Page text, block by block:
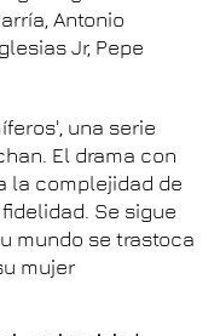
Antonio
Jr, Pepe
una serie
El drama con
la complejidad de
Se sigue
mundo se trastoca
mujer